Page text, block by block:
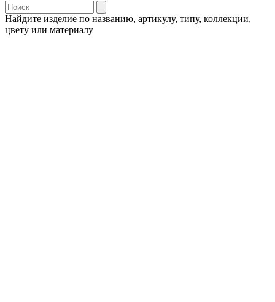
Найдите изделие по названию, артикулу, типу, коллекции,
цвету или материалу